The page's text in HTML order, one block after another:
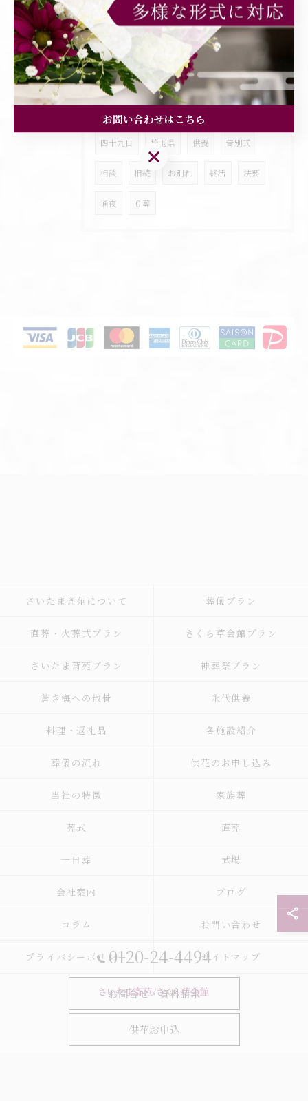
一日葬 家族葬 直葬 祭壇
火葬式 死後事務手続き
さいたま 葬儀 相続登記 参列
無宗教
四十九日 埼玉県 供養 告別式
相談 相続 お別れ 終活 法要
通夜 ０葬
0120-24-4494
お問合せ・資料請求
供花お申込
さいたま斎苑について 葬儀プラン
直葬・火葬式プラン さくら草会館プラン
さいたま斎苑プラン 神葬祭プラン
蒼き海への散骨 永代供養
料理・返礼品 各施設紹介
葬儀の流れ 供花のお申し込み
当社の特徴 家族葬
葬式 直葬
一日葬 式場
会社案内 ブログ
コラム お問い合わせ
プライバシーポリシー サイトマップ
© 2026 さいたま市の葬儀 家族葬 一日葬ならさいたま斎苑/家族葬ホールさくら
お問い合わせはこちら
お問い合わせはこちら